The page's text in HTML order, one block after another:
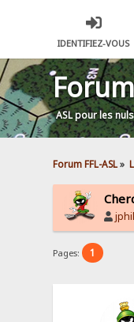
IDENTIFIEZ-VOUS
ASL pour les
Forum FFL-ASL»
jphil
Pages: 1